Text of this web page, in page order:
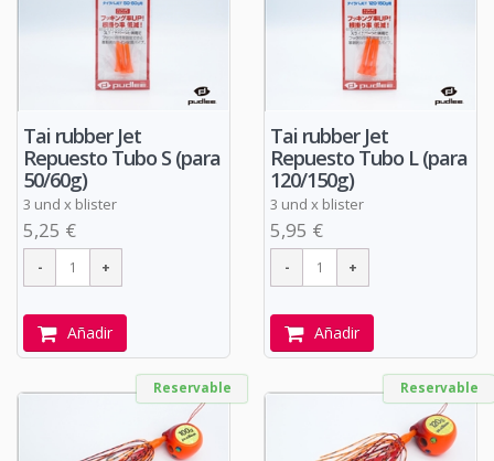
Tai rubber Jet
Repuesto Tubo S (para
50/60g)
3 und x blister
5,25 €
Añadir
Tai rubber Jet
Repuesto Tubo L (para
120/150g)
3 und x blister
5,95 €
Añadir
Reservable Reservable